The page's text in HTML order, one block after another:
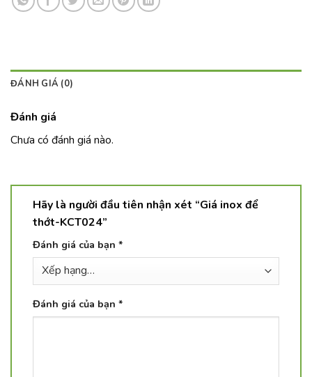
ĐÁNH GIÁ (0)
Đánh giá
Chưa có đánh giá nào.
Hãy là người đầu tiên nhận xét “Giá inox để
thớt-KCT024”
Đánh giá của bạn *
Đánh giá của bạn *